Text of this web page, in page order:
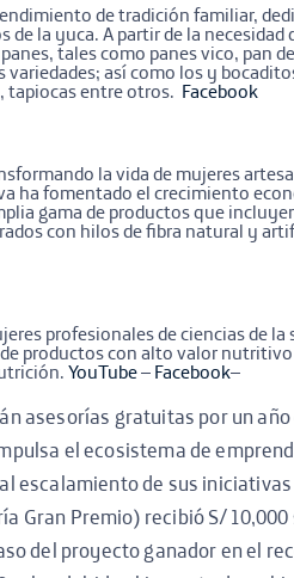
de tradición familiar,
la yuca. A partir de la necesidad
tales como panes vico, pan
así como los y
tapiocas entre otros. Facebook
la vida de mujeres
ha fomentado el crecimiento
gama de productos que
con hilos de fibra natural y
profesionales de ciencias de la
productos con alto valor nutritivo
YouTube– Facebook–
asesorías gratuitas por un año
el ecosistema de
escalamiento de sus
Gran Premio) recibió S/10,000
del proyecto ganador en el